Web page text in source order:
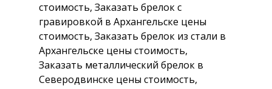
стоимость, Заказать брелок с
гравировкой в Архангельске цены
стоимость, Заказать брелок из стали в
Архангельске цены стоимость,
Заказать металлический брелок в
Северодвинске цены стоимость,